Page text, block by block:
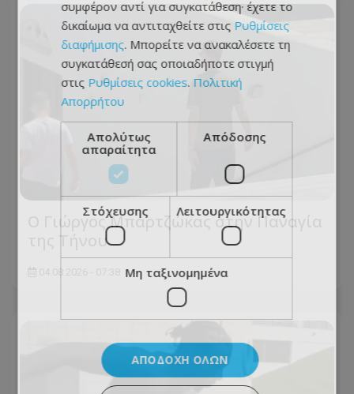
Ο Γιώργος Μπαρτζώκας στην Παναγία
της Τήνου
συμφέρον αντί για συγκατάθεση· έχετε το
δικαίωμα να αντιταχθείτε στις Ρυθμίσεις
διαφήμισης. Μπορείτε να ανακαλέσετε τη
συγκατάθεσή σας οποιαδήποτε στιγμή
στις Ρυθμίσεις cookies. Πολιτική
Απορρήτου
Απολύτως
απαραίτητα
Απόδοσης
Στόχευσης Λειτουργικότητας
Μη ταξινομημένα
ΑΠΟΔΟΧΉ ΌΛΩΝ